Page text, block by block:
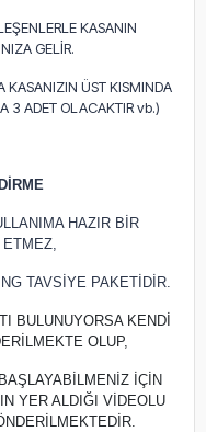
KASANIN
GELİR.
KASANIZIN ÜST KISMINDA
3 ADET OLACAKTIR vb.)
HAZIR BİR
ETMEZ,
TAVSİYE PAKETİDİR.
BULUNUYORSA KENDİ
OLUP,
İÇİN
YER ALDIĞI VİDEOLU